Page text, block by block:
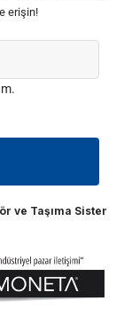
erişin!
ve Taşıma